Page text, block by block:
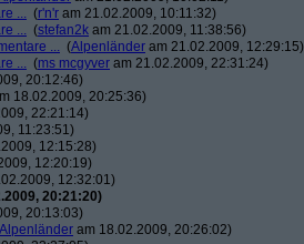
... (r'n'r am 21.02.2009, 10:11:32)
... (stefan2k am 21.02.2009, 11:38:56)
... (Alpenländer am 21.02.2009, 12:29:15)
... (ms mcgyver am 21.02.2009, 22:31:24)
20:12:46)
18.02.2009, 20:25:36)
22:21:14)
11:23:51)
12:15:28)
12:20:19)
12:32:01)
20:21:20)
20:13:03)
Alpenländer am 18.02.2009, 20:26:02)